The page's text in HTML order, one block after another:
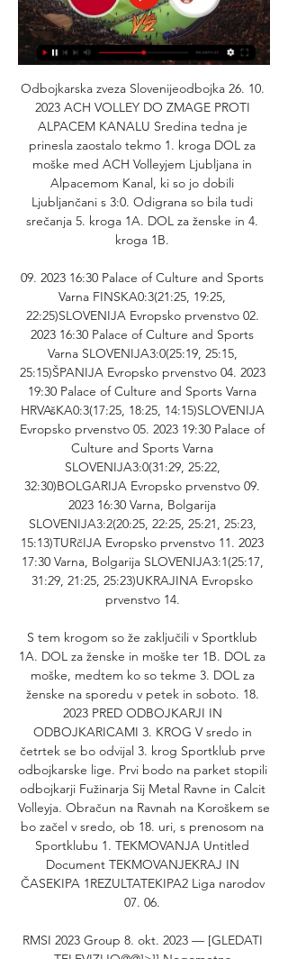
Odbojkarska zveza Slovenijeodbojka 26. 10.
2023 ACH VOLLEY DO ZMAGE PROTI
ALPACEM KANALU Sredina tedna je
prinesla zaostalo tekmo 1. kroga DOL za
moške med ACH Volleyjem Ljubljana in
Alpacemom Kanal, ki so jo dobili
Ljubljančani s 3:0. Odigrana so bila tudi
srečanja 5. kroga 1A. DOL za ženske in 4.
kroga 1B.
09. 2023 16:30 Palace of Culture and Sports
Varna FINSKA0:3(21:25, 19:25,
22:25)SLOVENIJA Evropsko prvenstvo 02.
2023 16:30 Palace of Culture and Sports
Varna SLOVENIJA3:0(25:19, 25:15,
25:15)ŠPANIJA Evropsko prvenstvo 04. 2023
19:30 Palace of Culture and Sports Varna
HRVAšKA0:3(17:25, 18:25, 14:15)SLOVENIJA
Evropsko prvenstvo 05. 2023 19:30 Palace of
Culture and Sports Varna
SLOVENIJA3:0(31:29, 25:22,
32:30)BOLGARIJA Evropsko prvenstvo 09.
2023 16:30 Varna, Bolgarija
SLOVENIJA3:2(20:25, 22:25, 25:21, 25:23,
15:13)TURčIJA Evropsko prvenstvo 11. 2023
17:30 Varna, Bolgarija SLOVENIJA3:1(25:17,
31:29, 21:25, 25:23)UKRAJINA Evropsko
prvenstvo 14.
S tem krogom so že zaključili v Sportklub
1A. DOL za ženske in moške ter 1B. DOL za
moške, medtem ko so tekme 3. DOL za
ženske na sporedu v petek in soboto. 18.
2023 PRED ODBOJKARJI IN
ODBOJKARICAMI 3. KROG V sredo in
četrtek se bo odvijal 3. krog Sportklub prve
odbojkarske lige. Prvi bodo na parket stopili
odbojkarji Fužinarja Sij Metal Ravne in Calcit
Volleyja. Obračun na Ravnah na Koroškem se
bo začel v sredo, ob 18. uri, s prenosom na
Sportklubu 1. TEKMOVANJA Untitled
Document TEKMOVANJEKRAJ IN
ČASEKIPA 1REZULTATEKIPA2 Liga narodov
07. 06.
RMSI 2023 Group 8. okt. 2023 — [GLEDATI